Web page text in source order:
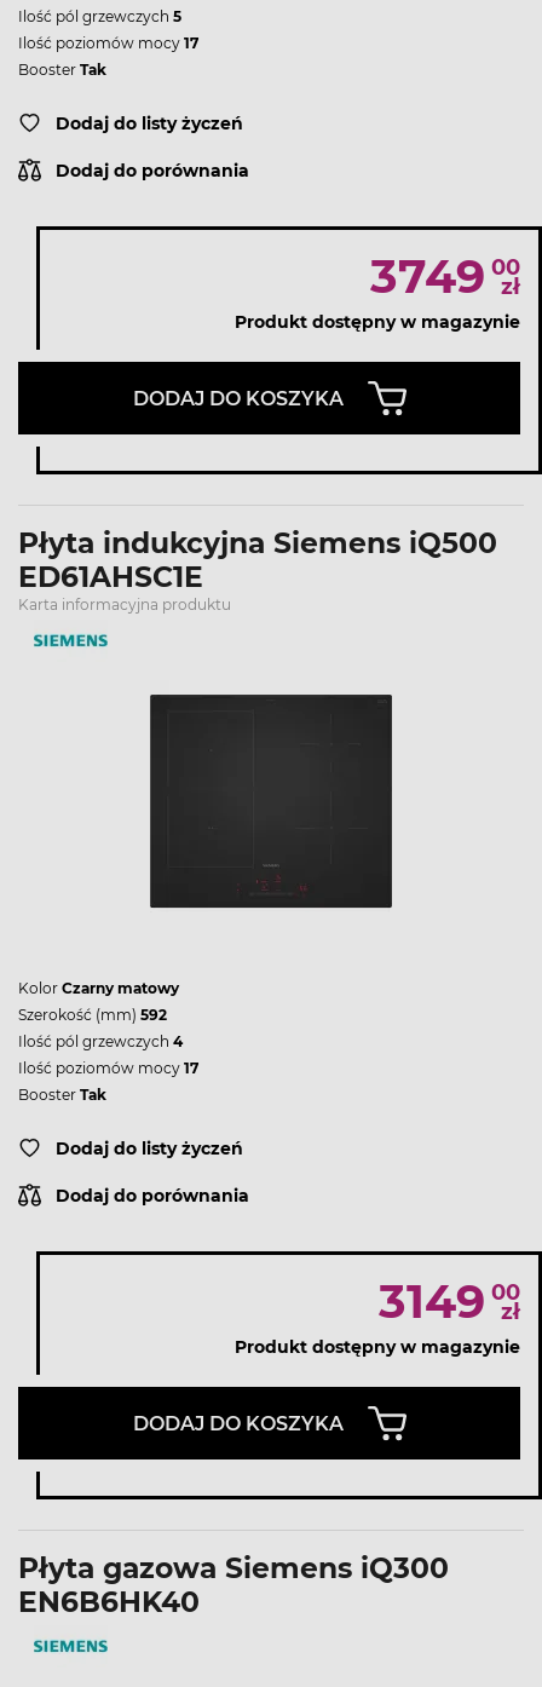
Ilość pól grzewczych 5
Ilość poziomów mocy 17
Booster Tak
Dodaj do listy życzeń
Dodaj do porównania
3749 00
zł
Produkt dostępny w magazynie
DODAJ DO KOSZYKA
Płyta indukcyjna Siemens iQ500
ED61AHSC1E
Karta informacyjna produktu
Kolor Czarny matowy
Szerokość (mm) 592
Ilość pól grzewczych 4
Ilość poziomów mocy 17
Booster Tak
Dodaj do listy życzeń
Dodaj do porównania
3149 00
zł
Produkt dostępny w magazynie
DODAJ DO KOSZYKA
Płyta gazowa Siemens iQ300
EN6B6HK40